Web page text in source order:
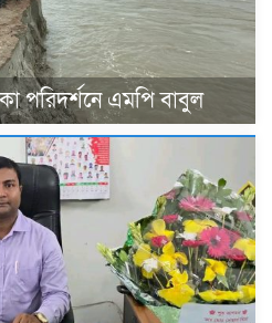
পরিদর্শনে এমপি বাবুল